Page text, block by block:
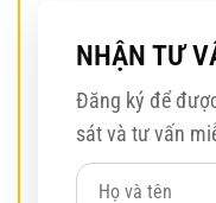
NHẬN TƯ
Đăng ký để
sát và tư vấn